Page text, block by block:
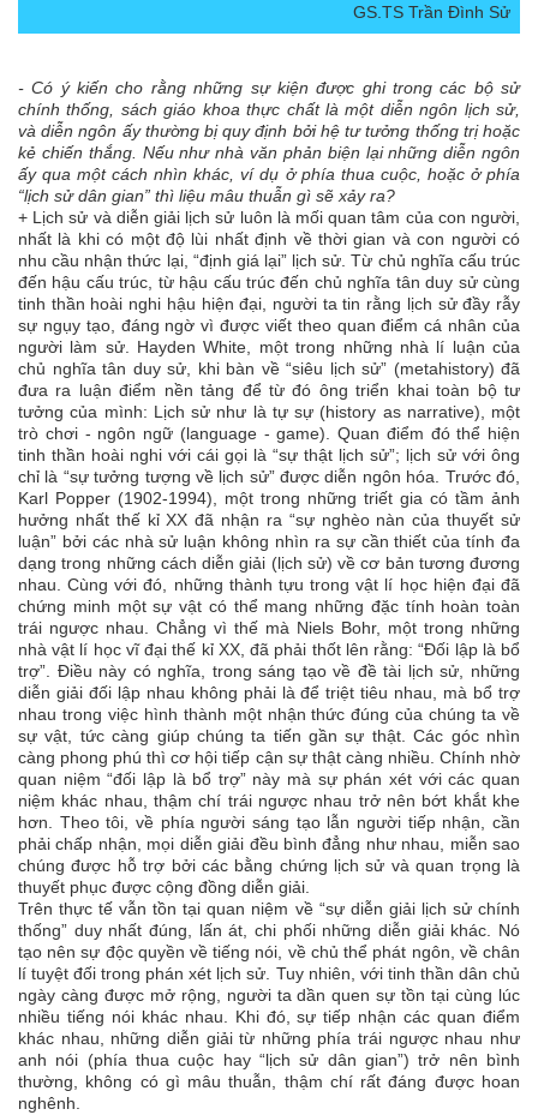
GS.TS Trần Đình Sử
- Có ý kiến cho rằng những sự kiện được ghi trong các bộ sử
chính thống, sách giáo khoa thực chất là một diễn ngôn lịch sử,
và diễn ngôn ấy thường bị quy định bởi hệ tư tưởng thống trị hoặc
kẻ chiến thắng. Nếu như nhà văn phản biện lại những diễn ngôn
ấy qua một cách nhìn khác, ví dụ ở phía thua cuộc, hoặc ở phía
“lịch sử dân gian” thì liệu mâu thuẫn gì sẽ xảy ra?
+ Lịch sử và diễn giải lịch sử luôn là mối quan tâm của con người,
nhất là khi có một độ lùi nhất định về thời gian và con người có
nhu cầu nhận thức lại, “định giá lại” lịch sử. Từ chủ nghĩa cấu trúc
đến hậu cấu trúc, từ hậu cấu trúc đến chủ nghĩa tân duy sử cùng
tinh thần hoài nghi hậu hiện đại, người ta tin rằng lịch sử đầy rẫy
sự ngụy tạo, đáng ngờ vì được viết theo quan điểm cá nhân của
người làm sử. Hayden White, một trong những nhà lí luận của
chủ nghĩa tân duy sử, khi bàn về “siêu lịch sử” (metahistory) đã
đưa ra luận điểm nền tảng để từ đó ông triển khai toàn bộ tư
tưởng của mình: Lịch sử như là tự sự (history as narrative), một
trò chơi - ngôn ngữ (language - game). Quan điểm đó thể hiện
tinh thần hoài nghi với cái gọi là “sự thật lịch sử”; lịch sử với ông
chỉ là “sự tưởng tượng về lịch sử” được diễn ngôn hóa. Trước đó,
Karl Popper (1902-1994), một trong những triết gia có tầm ảnh
hưởng nhất thế kỉ XX đã nhận ra “sự nghèo nàn của thuyết sử
luận” bởi các nhà sử luận không nhìn ra sự cần thiết của tính đa
dạng trong những cách diễn giải (lịch sử) về cơ bản tương đương
nhau. Cùng với đó, những thành tựu trong vật lí học hiện đại đã
chứng minh một sự vật có thể mang những đặc tính hoàn toàn
trái ngược nhau. Chẳng vì thế mà Niels Bohr, một trong những
nhà vật lí học vĩ đại thế kỉ XX, đã phải thốt lên rằng: “Đối lập là bổ
trợ”. Điều này có nghĩa, trong sáng tạo về đề tài lịch sử, những
diễn giải đối lập nhau không phải là để triệt tiêu nhau, mà bổ trợ
nhau trong việc hình thành một nhận thức đúng của chúng ta về
sự vật, tức càng giúp chúng ta tiến gần sự thật. Các góc nhìn
càng phong phú thì cơ hội tiếp cận sự thật càng nhiều. Chính nhờ
quan niệm “đối lập là bổ trợ” này mà sự phán xét với các quan
niệm khác nhau, thậm chí trái ngược nhau trở nên bớt khắt khe
hơn. Theo tôi, về phía người sáng tạo lẫn người tiếp nhận, cần
phải chấp nhận, mọi diễn giải đều bình đẳng như nhau, miễn sao
chúng được hỗ trợ bởi các bằng chứng lịch sử và quan trọng là
thuyết phục được cộng đồng diễn giải.
Trên thực tế vẫn tồn tại quan niệm về “sự diễn giải lịch sử chính
thống” duy nhất đúng, lấn át, chi phối những diễn giải khác. Nó
tạo nên sự độc quyền về tiếng nói, về chủ thể phát ngôn, về chân
lí tuyệt đối trong phán xét lịch sử. Tuy nhiên, với tinh thần dân chủ
ngày càng được mở rộng, người ta dần quen sự tồn tại cùng lúc
nhiều tiếng nói khác nhau. Khi đó, sự tiếp nhận các quan điểm
khác nhau, những diễn giải từ những phía trái ngược nhau như
anh nói (phía thua cuộc hay “lịch sử dân gian”) trở nên bình
thường, không có gì mâu thuẫn, thậm chí rất đáng được hoan
nghênh.